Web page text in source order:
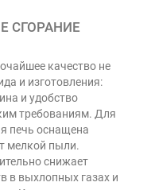
СГОРАНИЕ
качество не
и изготовления:
и удобство
требованиям. Для
печь оснащена
мелкой пыли.
снижает
в выхлопных газах и